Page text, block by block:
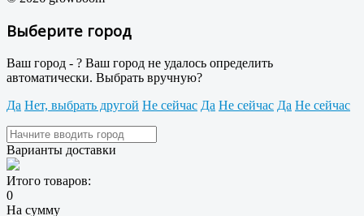
Выберите город
Ваш город - ? Ваш город не удалось определить
автоматически. Выбрать вручную?
Да Нет, выбрать другой Не сейчас Да Не сейчас Да Не сейчас
Варианты доставки
Итого товаров:
0
На сумму